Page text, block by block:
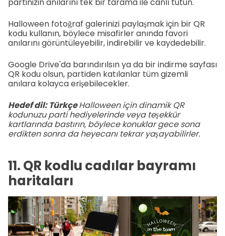
partinizin anılarını tek bir tarama ile canlı tutun.
Halloween fotoğraf galerinizi paylaşmak için bir QR
kodu kullanın, böylece misafirler anında favori
anılarını görüntüleyebilir, indirebilir ve kaydedebilir.
Google Drive'da barındırılsın ya da bir indirme sayfası
QR kodu olsun, partiden katılanlar tüm gizemli
anılara kolayca erişebilecekler.
Hedef dil: TürkçeHalloween için dinamik QR
kodunuzu parti hediyelerinde veya teşekkür
kartlarında bastırın, böylece konuklar gece sona
erdikten sonra da heyecanı tekrar yaşayabilirler.
11. QR kodlu cadılar bayramı
haritaları